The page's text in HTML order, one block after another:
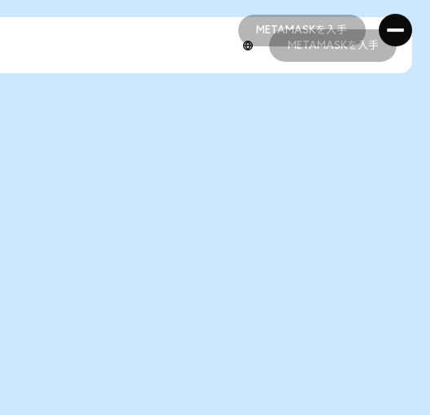
METAMASKを入手
METAMASKを入手
METAMASKを入手